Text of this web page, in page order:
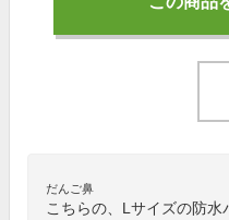
だんご鼻
こちらの、Lサイズの防